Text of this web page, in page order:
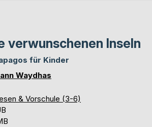
verwunschenen Inseln
für Kinder
Waydhas
& Vorschule (3-6)